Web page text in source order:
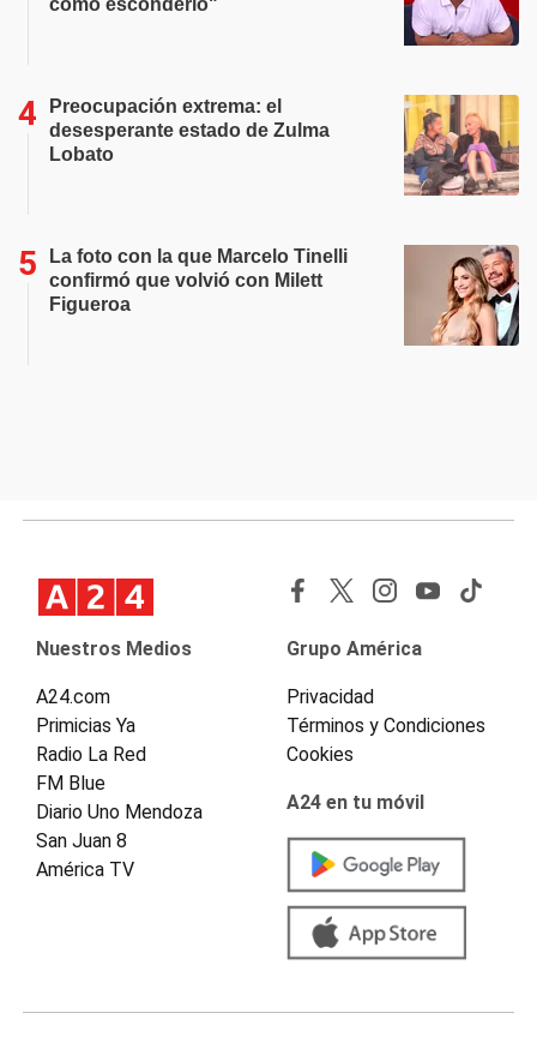
cómo esconderlo"
Preocupación extrema: el
desesperante estado de Zulma
Lobato
La foto con la que Marcelo Tinelli
confirmó que volvió con Milett
Figueroa
Nuestros Medios
A24.com
Primicias Ya
Radio La Red
FM Blue
Diario Uno Mendoza
San Juan 8
América TV
Grupo América
Privacidad
Términos y Condiciones
Cookies
A24 en tu móvil